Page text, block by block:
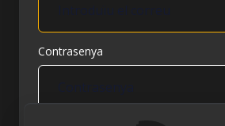
Contrasenya